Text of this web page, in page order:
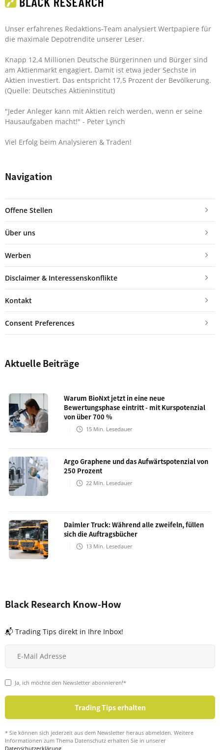
Unser erfahrenes Redaktions-Team analysiert Wertpapiere für
die maximale Depotrendite unserer Leser.
Knapp 12,4 Millionen Deutsche Bürgerinnen und Bürger sind
am Aktienmarkt engagiert. Damit ist etwa jeder Sechste in
Aktien investiert. Das entspricht 17,5 Prozent der Bevölkerung.
(Quelle: Deutsches Aktieninstitut)
"Jeder Anleger kann mit Aktien reich werden, wenn er seine
Hausaufgaben macht!" - Peter Lynch
Viel Erfolg beim Analysieren & Traden!
Navigation
Offene Stellen
Über uns
Werben
Disclaimer & Interessenskonflikte
Kontakt
Consent Preferences
Aktuelle Beiträge
Warum BioNxt jetzt in eine neue
Bewertungsphase eintritt - mit Kurspotenzial
von über 700 %
15 Min. Lesedauer
Argo Graphene und das Aufwärtspotenzial von
250 Prozent
22 Min. Lesedauer
Daimler Truck: Während alle zweifeln, füllen
sich die Auftragsbücher
13 Min. Lesedauer
Black Research Know-How
📬 Trading Tips direkt in Ihre Inbox!
Ja, ich möchte den Newsletter abonnieren!*
* Sie können sich jederzeit aus dem Newsletter heraus abmelden. Weitere
Informationen zum Thema Datenschutz erhalten Sie in unserer
Datenschutzerklärung